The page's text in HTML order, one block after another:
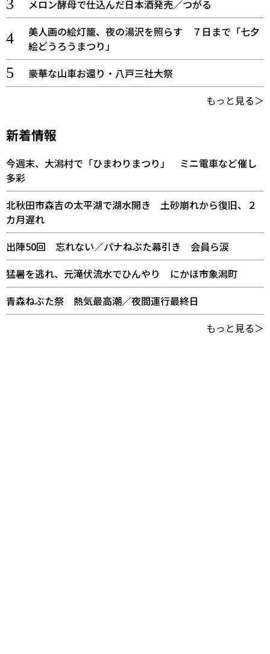
メロン酵母で仕込んだ日本酒発売／つがる
美人画の絵灯籠、夜の湯沢を照らす ７日まで「七夕
絵どうろうまつり」
豪華な山車お還り・八戸三社大祭
もっと見る＞
新着情報
今週末、大潟村で「ひまわりまつり」 ミニ電車など催し
多彩
北秋田市森吉の太平湖で湖水開き 土砂崩れから復旧、２
カ月遅れ
出陣50回 忘れない／パナねぶた幕引き 会員ら涙
猛暑を逃れ、元滝伏流水でひんやり にかほ市象潟町
青森ねぶた祭 熱気最高潮／夜間運行最終日
もっと見る＞